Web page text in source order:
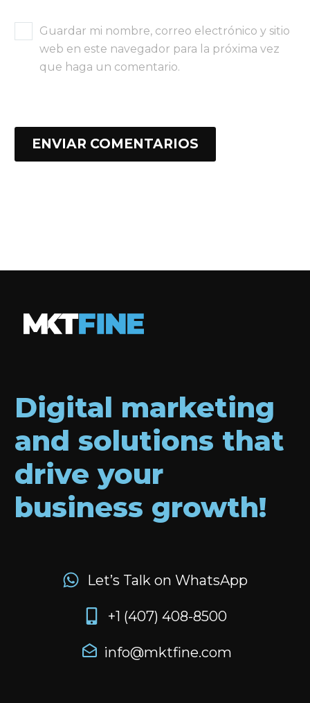
Guardar mi nombre, correo electrónico y sitio
web en este navegador para la próxima vez
que haga un comentario.
ENVIAR COMENTARIOS
Digital marketing
and solutions that
drive your
business growth!
Let’s Talk on WhatsApp
+1 (407) 408-8500
info@mktfine.com